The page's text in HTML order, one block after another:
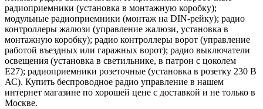
радиоприемники (установка в монтажную коробку);
модульные радиоприемники (монтаж на DIN-рейку); радио
контроллеры жалюзи (управление жалюзи, установка в
монтажную коробку); радио контроллеры ворот (управление
работой въездных или гаражных ворот); радио выключатели
освещения (установка в светильнике, в патрон с цоколем
E27); радиоприемники розеточные (установка в розетку 230 В
АС). Купить беспроводное радио управление в нашем
интернет магазине по хорошей цене с доставкой и не только в
Москве.